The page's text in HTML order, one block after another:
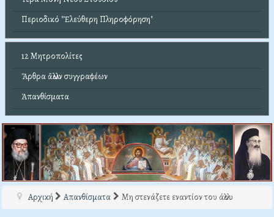
Περιοδικό "Ἐλεύθερη Πληροφόρηση"
12 Μητροπολίτες
Ἄρθρα ἄλλων συγγραφέων
Ἀπανθίσματα
Αρχική Απανθίσματα Μη στενάζετε εναντίον του άλλου